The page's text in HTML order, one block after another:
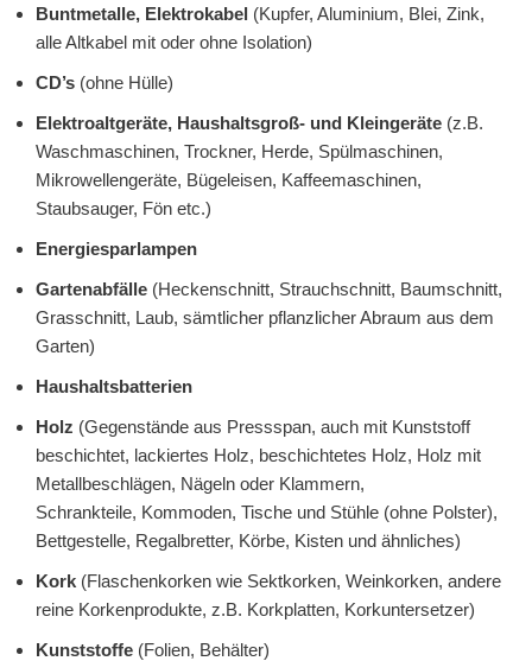
Buntmetalle, Elektrokabel (Kupfer, Aluminium, Blei, Zink,
alle Altkabel mit oder ohne Isolation)
CD’s (ohne Hülle)
Elektroaltgeräte, Haushaltsgroß- und Kleingeräte (z.B.
Waschmaschinen, Trockner, Herde, Spülmaschinen,
Mikrowellengeräte, Bügeleisen, Kaffeemaschinen,
Staubsauger, Fön etc.)
Energiesparlampen
Gartenabfälle (Heckenschnitt, Strauchschnitt, Baumschnitt,
Grasschnitt, Laub, sämtlicher pflanzlicher Abraum aus dem
Garten)
Haushaltsbatterien
Holz (Gegenstände aus Pressspan, auch mit Kunststoff
beschichtet, lackiertes Holz, beschichtetes Holz, Holz mit
Metallbeschlägen, Nägeln oder Klammern,
Schrankteile, Kommoden, Tische und Stühle (ohne Polster),
Bettgestelle, Regalbretter, Körbe, Kisten und ähnliches)
Kork (Flaschenkorken wie Sektkorken, Weinkorken, andere
reine Korkenprodukte, z.B. Korkplatten, Korkuntersetzer)
Kunststoffe (Folien, Behälter)